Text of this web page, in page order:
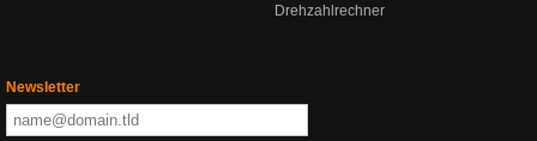
Drehzahlrechner
Newsletter